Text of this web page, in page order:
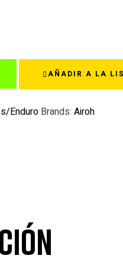
AÑADIR A LA
Enduro Brands: Airoh